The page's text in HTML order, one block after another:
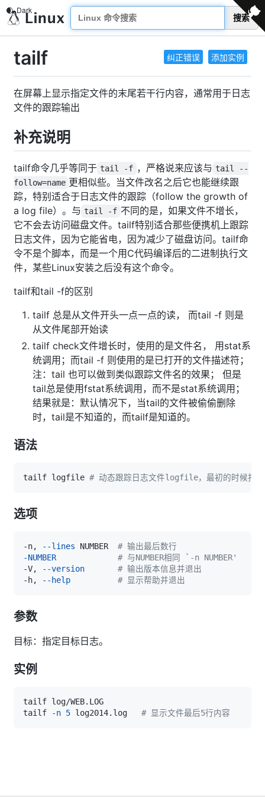
搜索
纠正错误 添加实例
tailf
在屏幕上显示指定文件的末尾若干行内容，通常用于日志
文件的跟踪输出
补充说明
tailf命令几乎等同于 tail -f ，严格说来应该与 tail --
follow=name 更相似些。当文件改名之后它也能继续跟
踪，特别适合于日志文件的跟踪（follow the growth of
a log file）。与 tail -f 不同的是，如果文件不增长，
它不会去访问磁盘文件。tailf特别适合那些便携机上跟踪
日志文件，因为它能省电，因为减少了磁盘访问。tailf命
令不是个脚本，而是一个用C代码编译后的二进制执行文
件，某些Linux安装之后没有这个命令。
tailf和tail -f的区别
tailf 总是从文件开头一点一点的读， 而tail -f 则是
从文件尾部开始读
tailf check文件增长时，使用的是文件名， 用stat系
统调用；而tail -f 则使用的是已打开的文件描述符；
注：tail 也可以做到类似跟踪文件名的效果； 但是
tail总是使用fstat系统调用，而不是stat系统调用；
结果就是：默认情况下，当tail的文件被偷偷删除
时，tail是不知道的，而tailf是知道的。
语法
tailf logfile # 动态跟踪日志文件logfile，最初的时候打印
选项
-n, --lines NUMBER # 输出最后数行
-NUMBER
# 与NUMBER相同 `-n NUMBER'
-V,
--version
# 输出版本信息并退出
-h,
--help # 显示帮助并退出
参数
目标：指定目标日志。
实例
tailf
-n 5 log2014.log # 显示文件最后5行内容